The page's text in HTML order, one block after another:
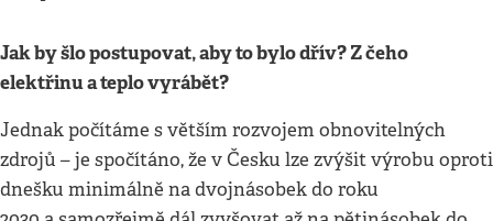
Jak by šlo postupovat, aby to bylo dřív? Z čeho
elektřinu a teplo vyrábět?
Jednak počítáme s větším rozvojem obnovitelných
zdrojů – je spočítáno, že v Česku lze zvýšit výrobu oproti
dnešku minimálně na dvojnásobek do roku